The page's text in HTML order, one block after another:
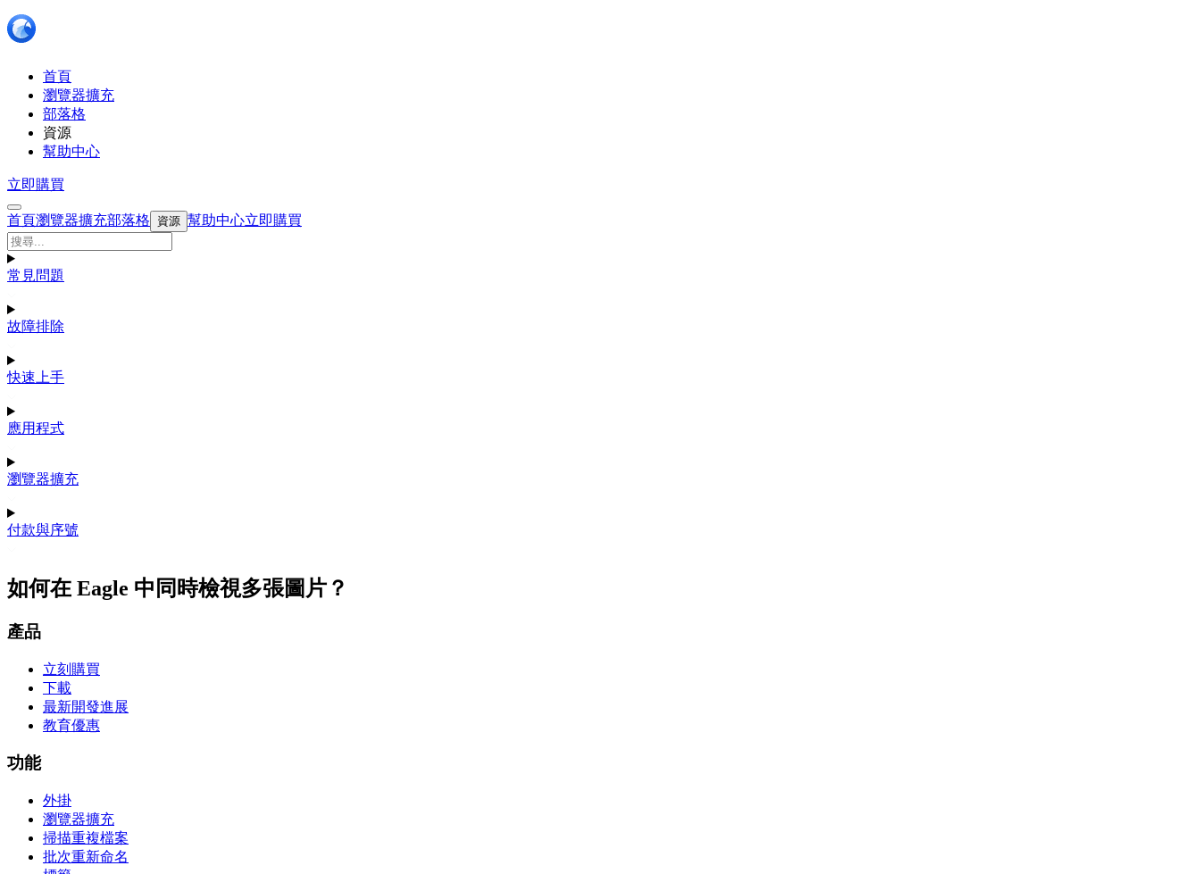
首頁
瀏覽器擴充
部落格
資源
幫助中心
立即購買
首頁瀏覽器擴充部落格 資源 幫助中心立即購買
常見問題
故障排除
快速上手
應用程式
瀏覽器擴充
付款與序號
如何在 Eagle 中同時檢視多張圖片？
產品
立刻購買
下載
最新開發進展
教育優惠
功能
外掛
瀏覽器擴充
掃描重複檔案
批次重新命名